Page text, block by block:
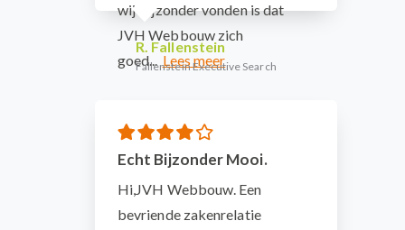
wij bijzonder vonden is dat
JVH Webbouw zich
goed...
R. Fallenstein
Fallenstein Executive Search
Echt Bijzonder Mooi.
Hi,JVH Webbouw. Een
bevriende zakenrelatie